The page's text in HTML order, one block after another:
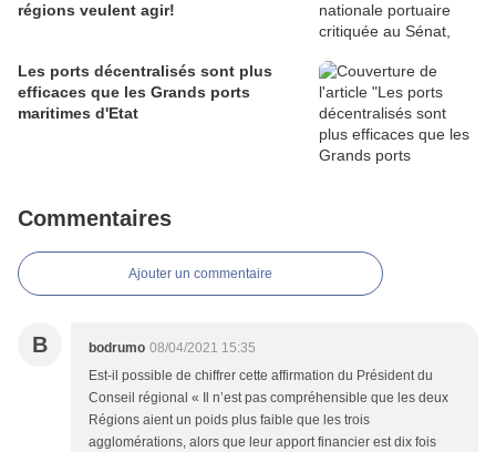
régions veulent agir!
Les ports décentralisés sont plus
efficaces que les Grands ports
maritimes d'Etat
Commentaires
Ajouter un commentaire
B bodrumo 08/04/2021 15:35
Est-il possible de chiffrer cette affirmation du Président du
Conseil régional « Il n’est pas compréhensible que les deux
Régions aient un poids plus faible que les trois
agglomérations, alors que leur apport financier est dix fois